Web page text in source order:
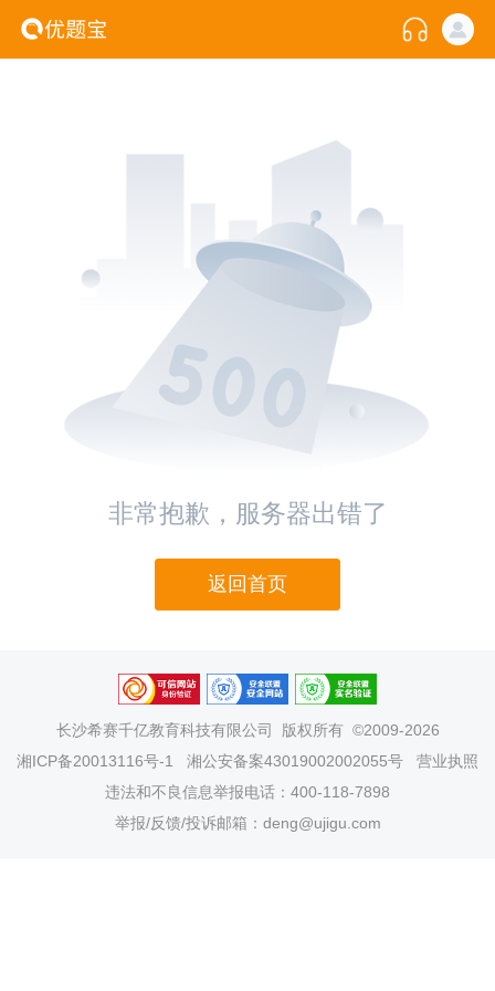
非常抱歉，服务器出错了
返回首页
长沙希赛千亿教育科技有限公司
版权所有 ©2009-2026
湘ICP备20013116号-1
湘公安备案43019002002055号
营业执照
违法和不良信息举报电话：400-118-7898
举报/反馈/投诉邮箱：deng@ujigu.com